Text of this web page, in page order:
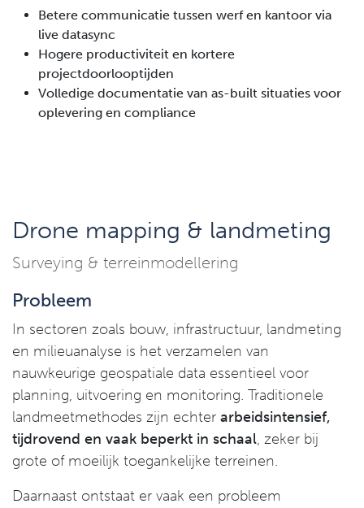
Betere communicatie tussen werf en kantoor via
live datasync
Hogere productiviteit en kortere
projectdoorlooptijden
Volledige documentatie van as-built situaties voor
oplevering en compliance
Drone mapping & landmeting
Surveying & terreinmodellering
Probleem
In sectoren zoals bouw, infrastructuur, landmeting
en milieuanalyse is het verzamelen van
nauwkeurige geospatiale data essentieel voor
planning, uitvoering en monitoring. Traditionele
landmeetmethodes zijn echter arbeidsintensief,
tijdrovend en vaak beperkt in schaal, zeker bij
grote of moeilijk toegankelijke terreinen.
Daarnaast ontstaat er vaak een probleem